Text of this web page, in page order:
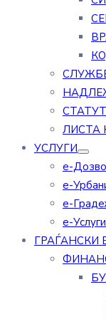
СТАТУТ
ЛИСТА
УСЛУГИ
е-
е-
е-
е-Услуги
ГРАЃАНСКИ